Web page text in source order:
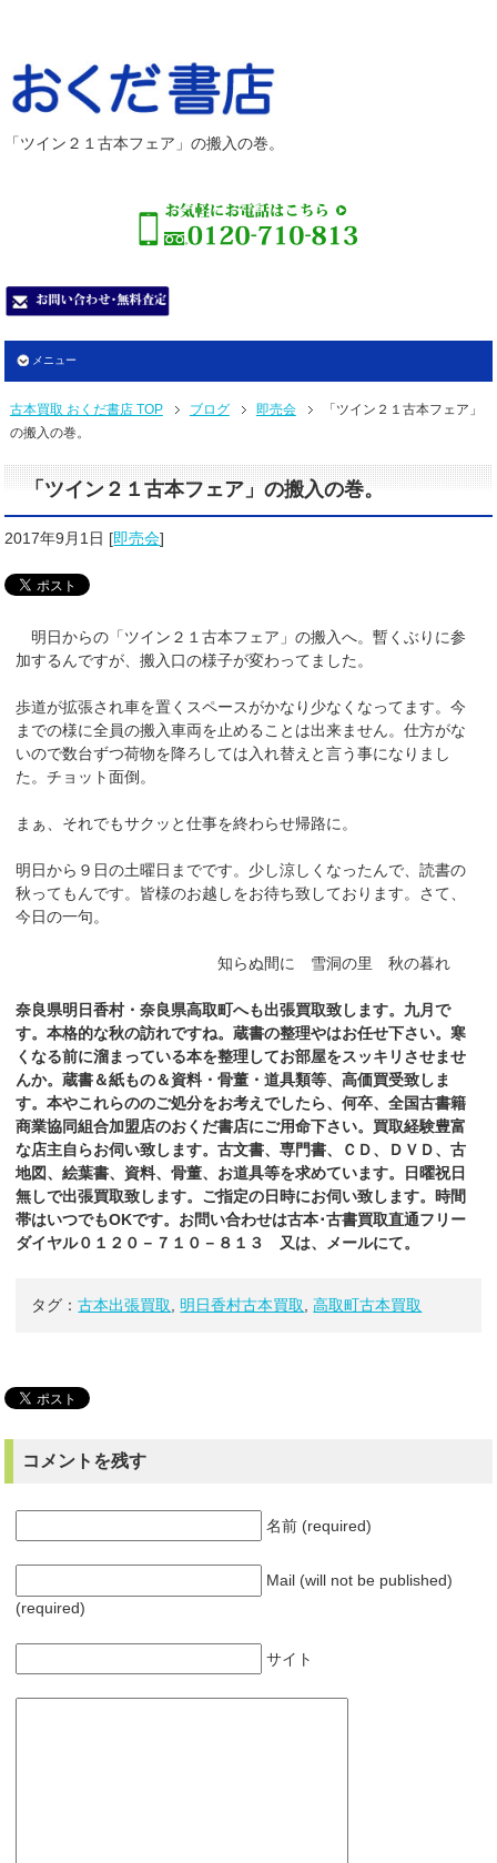
「ツイン２１古本フェア」の搬入の巻。
メニュー
古本買取 おくだ書店 TOP ブログ 即売会
「ツイン２１古本フェア」
の搬入の巻。
「ツイン２１古本フェア」の搬入の巻。
2017年9月1日 [即売会]
明日からの「ツイン２１古本フェア」の搬入へ。暫くぶりに参
加するんですが、搬入口の様子が変わってました。
歩道が拡張され車を置くスペースがかなり少なくなってます。今
までの様に全員の搬入車両を止めることは出来ません。仕方がな
いので数台ずつ荷物を降ろしては入れ替えと言う事になりまし
た。チョット面倒。
まぁ、それでもサクッと仕事を終わらせ帰路に。
明日から９日の土曜日までです。少し涼しくなったんで、読書の
秋ってもんです。皆様のお越しをお待ち致しております。さて、
今日の一句。
知らぬ間に 雪洞の里 秋の暮れ
奈良県明日香村・奈良県高取町へも出張買取致します。九月で
す。本格的な秋の訪れですね。蔵書の整理やはお任せ下さい。寒
くなる前に溜まっている本を整理してお部屋をスッキリさせませ
んか。蔵書＆紙もの＆資料・骨董・道具類等、高価買受致しま
す。本やこれらののご処分をお考えでしたら、何卒、全国古書籍
商業協同組合加盟店のおくだ書店にご用命下さい。買取経験豊富
な店主自らお伺い致します。古文書、専門書、ＣＤ、ＤＶＤ、古
地図、絵葉書、資料、骨董、お道具等を求めています。日曜祝日
無しで出張買取致します。ご指定の日時にお伺い致します。時間
帯はいつでもOKです。お問い合わせは古本･古書買取直通フリー
ダイヤル０１２０－７１０－８１３ 又は、メールにて。
タグ：古本出張買取 明日香村古本買取 ,高取町古本買取
コメントを残す
名前 (required)
Mail (will not be published)
(required)
サイト